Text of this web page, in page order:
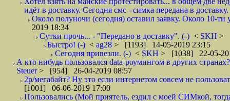
идёт в доставку. Сегодня смс - симка передана в
Около полуночи (сегодня) оставил заявку. Около 10-ти
2019 18:34
Сутки прочь... - "Передано в доставку". (-) < SKH >
Быстро! (-) < ag28 > [1193] 14-05-2019 23:15
Сегодня привезли. (-) < SKH > [1038] 22-05-
А кто нибудь пользовался data-роумингом в других
Steuer> [954] 26-04-2019 08:57
2р/мегабайт? Ну это если интернетом совсем не
[1001] 06-06-2019 17:00
Пользовались (Мой приятель, ездил с моей СИМкой,